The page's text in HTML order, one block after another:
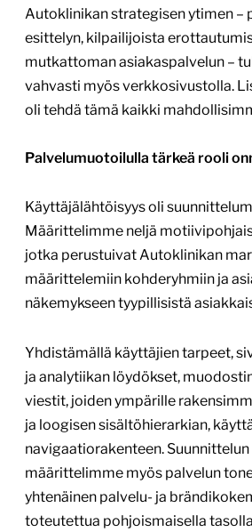
Autoklinikan strategisen ytimen –
esittelyn, kilpailijoista
mutkattoman asiakaspalvelun –
vahvasti myös verkkosivustolla.
oli tehdä tämä kaikki
Palvelumuotoilulla tärkeä rooli
Käyttäjälähtöisyys oli
Määrittelimme neljä
jotka perustuivat Autoklinikan
määrittelemiin kohderyhmiin ja
näkemykseen tyypillisistä
Yhdistämällä käyttäjien tarpeet,
ja analytiikan löydökset,
viestit, joiden ympärille
ja loogisen sisältöhierarkian,
navigaatiorakenteen. Suunnittelun
määrittelimme myös palvelun
yhtenäinen palvelu- ja
toteutettua pohjoismaisella